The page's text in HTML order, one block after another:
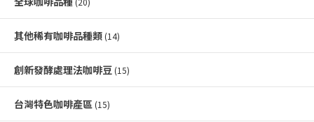
其他稀有咖啡品種類 (14)
創新發酵處理法咖啡豆 (15)
台灣特色咖啡產區 (15)